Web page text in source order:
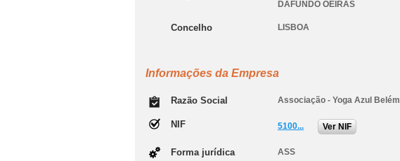
DAFUNDO OEIRAS
Concelho LISBOA
Informações da Empresa
Razão Social Associação - Yoga Azul Belém
NIF 5100... Ver NIF
Forma jurídica ASS